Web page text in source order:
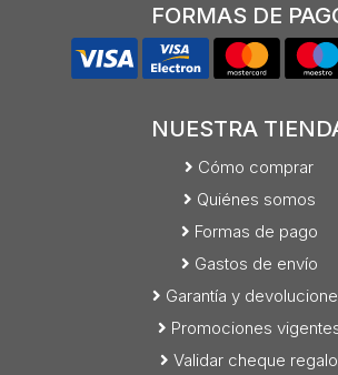
FORMAS DE
NUESTRA
Cómo comprar
Quiénes somos
Formas de pago
Gastos de envío
Garantía y
Promociones
Validar cheque regalo